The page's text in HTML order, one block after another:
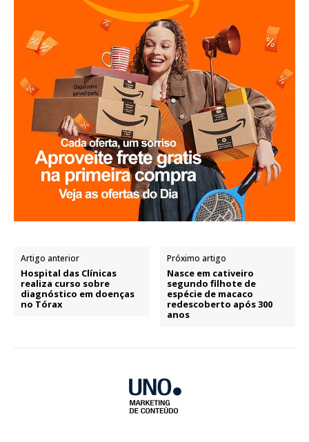
Artigo anterior
Hospital das Clínicas
realiza curso sobre
diagnóstico em doenças
no Tórax
Próximo artigo
Nasce em cativeiro
segundo filhote de
espécie de macaco
redescoberto após 300
anos